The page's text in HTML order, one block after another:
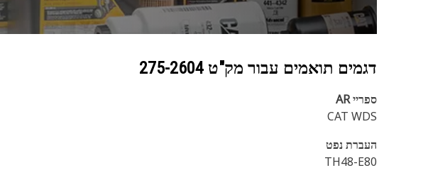
דגמים תואמים עבור מק"ט 275-2604
ספריי AR
CAT WDS
העברת נפט
TH48-E80